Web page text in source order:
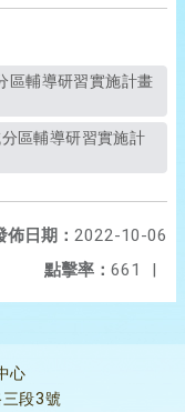
佈日期： 2022-10-06
點擊率： 661 |
心
段3號